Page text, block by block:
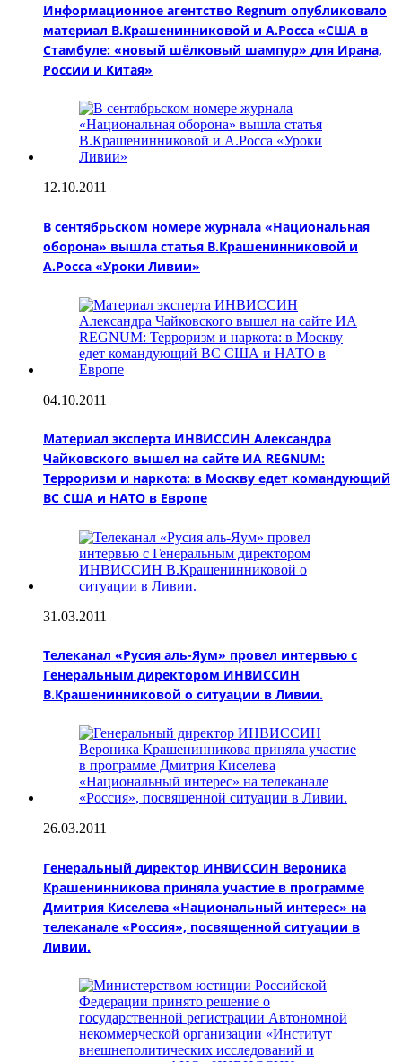
Информационное агентство Regnum опубликовало
материал В.Крашенинниковой и А.Росса «США в
Стамбуле: «новый шёлковый шампур» для Ирана,
России и Китая»
12.10.2011
В сентябрьском номере журнала «Национальная
оборона» вышла статья В.Крашенинниковой и
А.Росса «Уроки Ливии»
04.10.2011
Материал эксперта ИНВИССИН Александра
Чайковского вышел на сайте ИА REGNUM:
Терроризм и наркота: в Москву едет командующий
ВС США и НАТО в Европе
31.03.2011
Телеканал «Русия аль-Яум» провел интервью с
Генеральным директором ИНВИССИН
В.Крашенинниковой о ситуации в Ливии.
26.03.2011
Генеральный директор ИНВИССИН Вероника
Крашенинникова приняла участие в программе
Дмитрия Киселева «Национальный интерес» на
телеканале «Россия», посвященной ситуации в
Ливии.